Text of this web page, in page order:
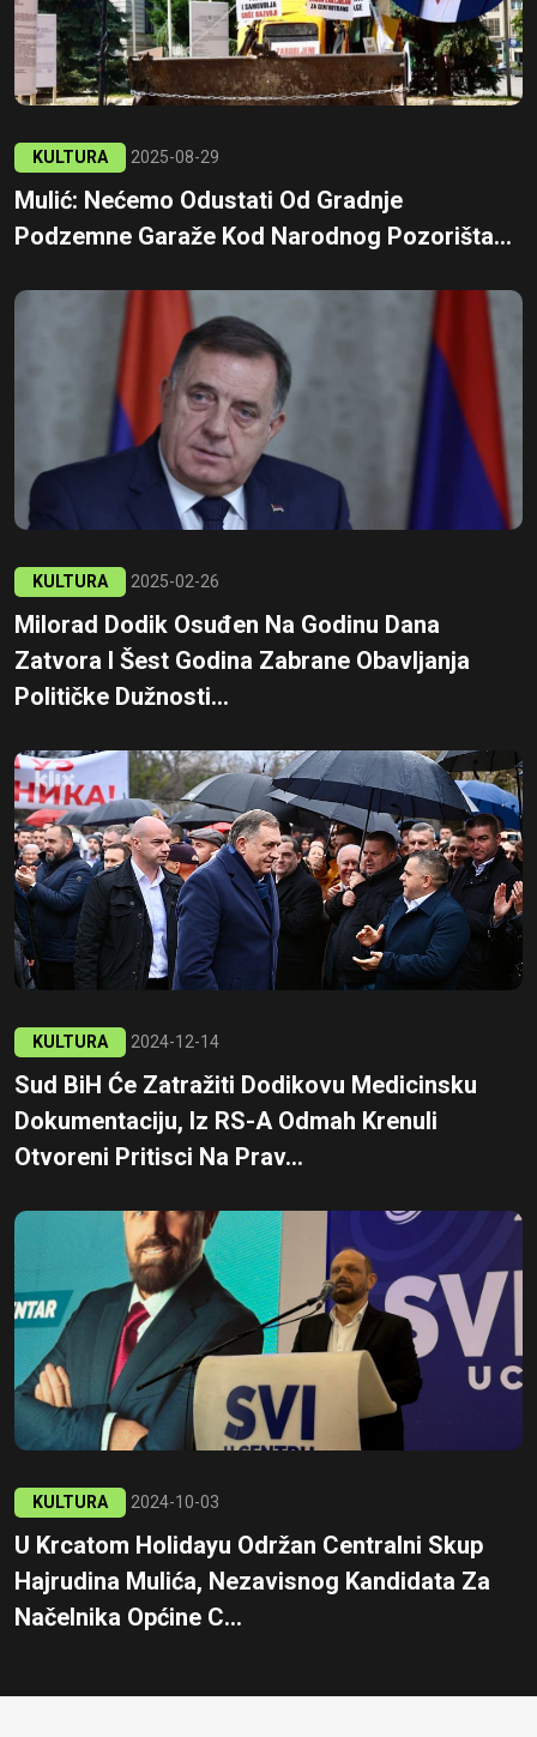
KULTURA 2025-08-29
Mulić: Nećemo Odustati Od Gradnje
Podzemne Garaže Kod Narodnog Pozorišta...
KULTURA 2025-02-26
Milorad Dodik Osuđen Na Godinu Dana
Zatvora I Šest Godina Zabrane Obavljanja
Političke Dužnosti...
KULTURA 2024-12-14
Sud BiH Će Zatražiti Dodikovu Medicinsku
Dokumentaciju, Iz RS-A Odmah Krenuli
Otvoreni Pritisci Na Prav...
KULTURA 2024-10-03
U Krcatom Holidayu Održan Centralni Skup
Hajrudina Mulića, Nezavisnog Kandidata Za
Načelnika Općine C...